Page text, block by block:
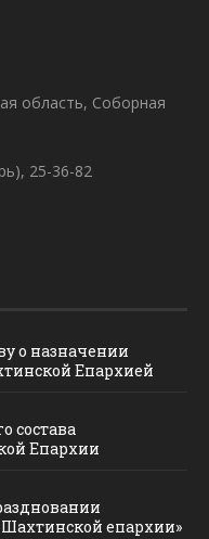
область, Соборная
25-36-82
о назначении
Епархией
состава
Епархии
епархии»